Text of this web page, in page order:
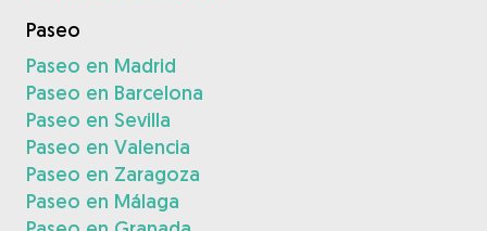
Paseo
Paseo en Madrid
Paseo en Barcelona
Paseo en Sevilla
Paseo en Valencia
Paseo en Zaragoza
Paseo en Málaga